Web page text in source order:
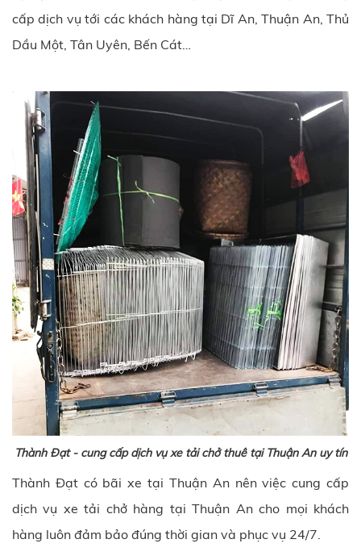
cấp dịch vụ tới các khách hàng tại Dĩ An, Thuận An, Thủ
Dầu Một, Tân Uyên, Bến Cát…
Thành Đạt - cung cấp dịch vụ xe tải chở thuê tại Thuận An uy tín
Thành Đạt có bãi xe tại Thuận An nên việc cung cấp
dịch vụ xe tải chở hàng tại Thuận An cho mọi khách
hàng luôn đảm bảo đúng thời gian và phục vụ 24/7.